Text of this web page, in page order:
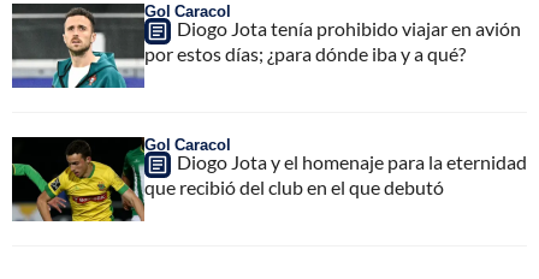
Gol Caracol
Diogo Jota tenía prohibido viajar en avión
por estos días; ¿para dónde iba y a qué?
Gol Caracol
Diogo Jota y el homenaje para la eternidad
que recibió del club en el que debutó